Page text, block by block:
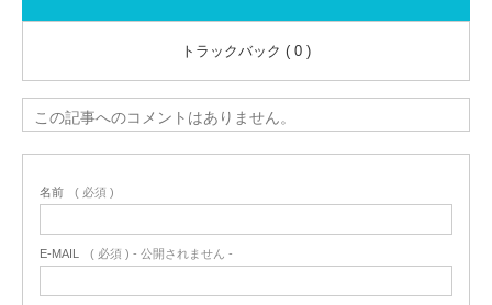
トラックバック ( 0 )
この記事へのコメントはありません。
名前 ( 必須 )
E-MAIL ( 必須 ) - 公開されません -